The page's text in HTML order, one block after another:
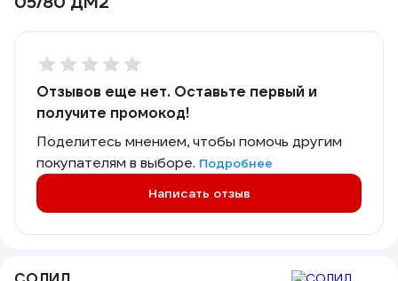
Отзывов еще нет. Оставьте первый и
получите промокод!
Поделитесь мнением, чтобы помочь другим
покупателям в выборе. Подробнее
Написать отзыв